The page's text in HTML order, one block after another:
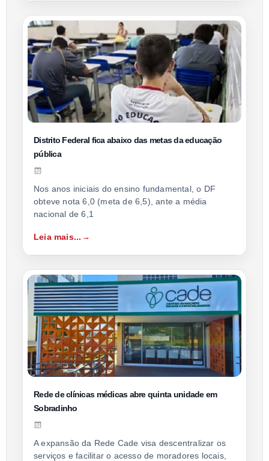
Distrito Federal fica abaixo das metas da educação
pública
Nos anos iniciais do ensino fundamental, o DF
obteve nota 6,0 (meta de 6,5), ante a média
nacional de 6,1
Leia mais...
Rede de clínicas médicas abre quinta unidade em
Sobradinho
A expansão da Rede Cade visa descentralizar os
serviços e facilitar o acesso de moradores locais,